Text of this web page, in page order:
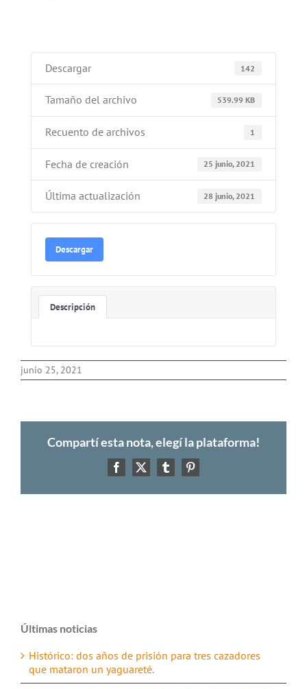
Descargar 142
Tamaño del archivo 539.99 KB
Recuento de archivos 1
Fecha de creación 25 junio, 2021
Última actualización 28 junio, 2021
Descargar
Descripción
junio 25, 2021
Compartí esta nota, elegí la plataforma!
Facebook
X TumblrPinterest
Últimas noticias
Histórico: dos años de prisión para tres cazadores
que mataron un yaguareté.